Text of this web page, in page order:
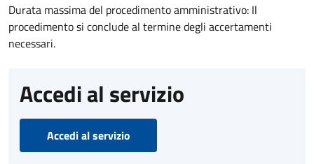
Durata massima del procedimento amministrativo: Il
procedimento si conclude al termine degli accertamenti
necessari.
Accedi al servizio
Accedi al servizio